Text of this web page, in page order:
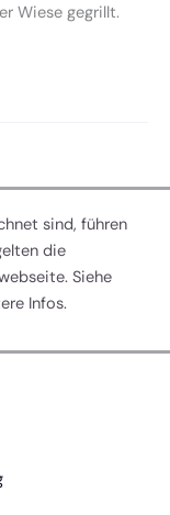
Wiese gegrillt.
sind, führen
die
Siehe
Infos.